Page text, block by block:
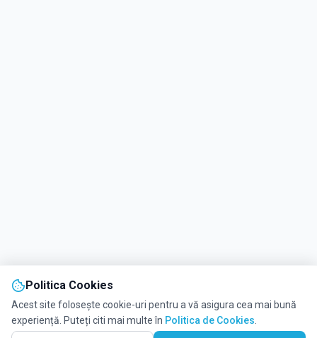
Politica Cookies
Acest site folosește cookie-uri pentru a vă asigura cea mai bună
experiență. Puteți citi mai multe în Politica de Cookies